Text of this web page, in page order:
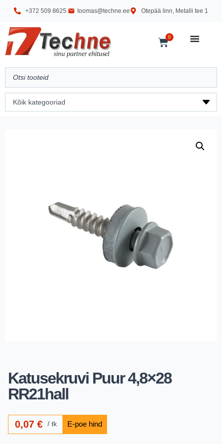
+372 509 8625 toomas@techne.ee Otepää linn, Metalli tee 1
0
Katusekruvi Puur 4,8×28
RR21hall
0,07€ tk